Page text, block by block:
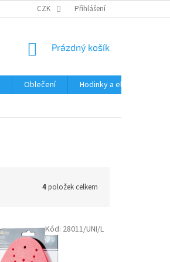
CZK Přihlášení
NÁKUPNÍ
Prázdný košík
Oblečení
Hodinky a elektronika
4položek celkem
Kód: 28011/UNI/L